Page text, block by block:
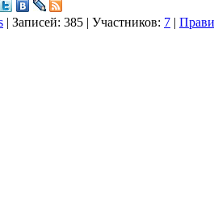
| Записей: 385 | Участников: 7 |